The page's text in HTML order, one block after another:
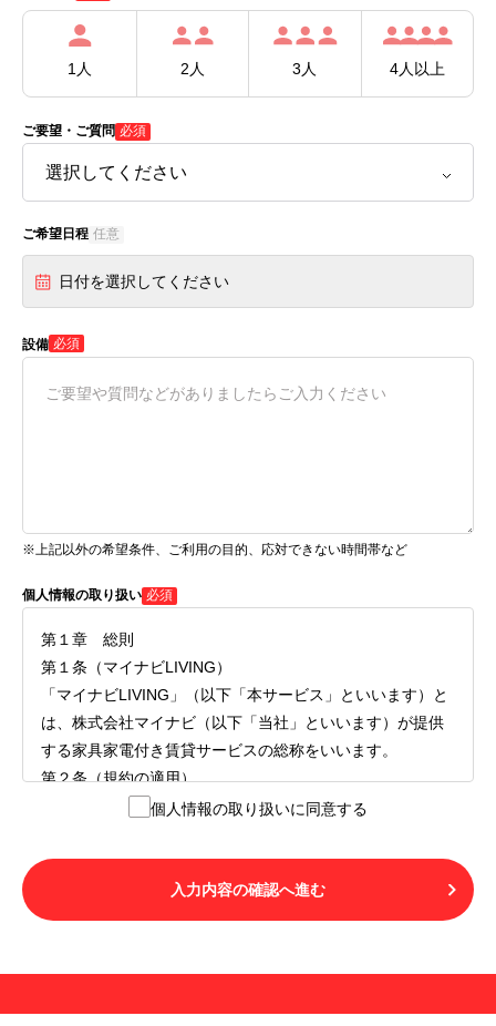
1人 2人 3人 4人以上
ご要望・ご質問 必須
ご希望日程 任意
日付を選択してください
設備 必須
※上記以外の希望条件、ご利用の目的、応対できない時間帯など
個人情報の取り扱い 必須
第１章 総則
第１条（マイナビLIVING）
「マイナビLIVING」（以下「本サービス」といいます）と
は、株式会社マイナビ（以下「当社」といいます）が提供
する家具家電付き賃貸サービスの総称をいいます。
第２条（規約の適用）
１.本サービスを利用する者（以下「利用者」といいます）
LIVINGご契約にあたり取得する個人情報の取り扱いについ
て」の内容をすべて承諾したものとみなされます。不承諾
の意思表示は、本サービスを利用しないことをもってのみ
用することはできません。
個人情報の取り扱いに同意する
入力内容の確認へ進む